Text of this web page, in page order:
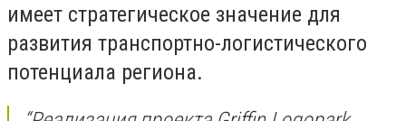
имеет стратегическое значение для
развития транспортно-логистического
потенциала региона.